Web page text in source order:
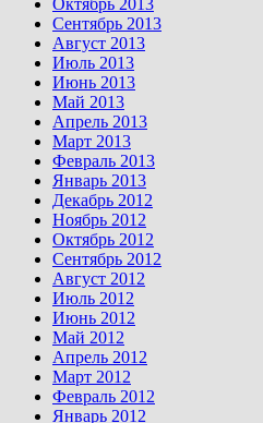
Октябрь 2013
Сентябрь 2013
Август 2013
Июль 2013
Июнь 2013
Май 2013
Апрель 2013
Март 2013
Февраль 2013
Январь 2013
Декабрь 2012
Ноябрь 2012
Октябрь 2012
Сентябрь 2012
Август 2012
Июль 2012
Июнь 2012
Май 2012
Апрель 2012
Март 2012
Февраль 2012
Январь 2012